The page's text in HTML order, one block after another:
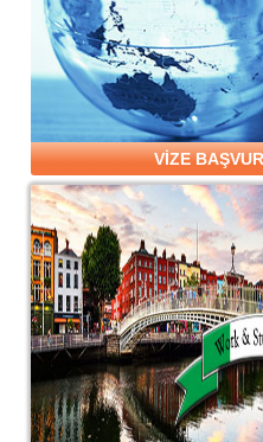
VİZE